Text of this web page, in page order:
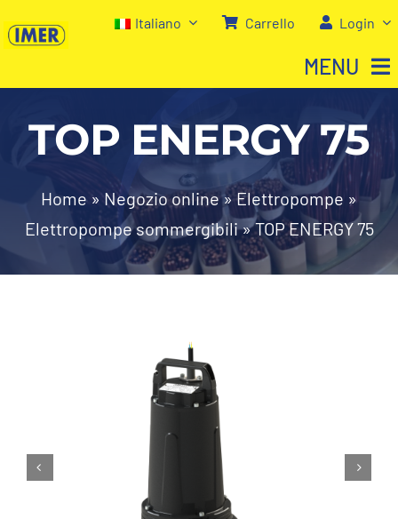
al
Italiano Carrello Login
MENU
Home
Negozio
Chi siamo
TOP ENERGY 75
Home »Negozio online»Elettropompe »
Elettropompe sommergibili»TOP ENERGY 75